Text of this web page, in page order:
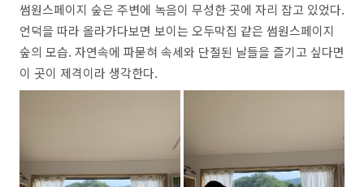
썸원스페이지 숲은 주변에 녹음이 무성한 곳에 자리 잡고 있었다.
언덕을 따라 올라가다보면 보이는 오두막집 같은 썸원스페이지
숲의 모습. 자연속에 파묻혀 속세와 단절된 날들을 즐기고 싶다면
이 곳이 제격이라 생각한다.